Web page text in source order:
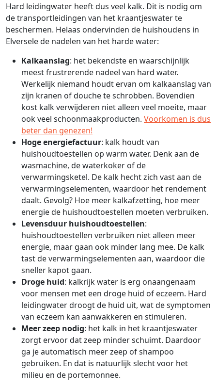
Hard leidingwater heeft dus veel kalk. Dit is nodig om
de transportleidingen van het kraantjeswater te
beschermen. Helaas ondervinden de huishoudens in
Elversele de nadelen van het harde water:
Kalkaanslag: het bekendste en waarschijnlijk
meest frustrerende nadeel van hard water.
Werkelijk niemand houdt ervan om kalkaanslag van
zijn kranen of douche te schrobben. Bovendien
kost kalk verwijderen niet alleen veel moeite, maar
ook veel schoonmaakproducten. Voorkomen is dus
beter dan genezen!
Hoge energiefactuur: kalk houdt van
huishoudtoestellen op warm water. Denk aan de
wasmachine, de waterkoker of de
verwarmingsketel. De kalk hecht zich vast aan de
verwarmingselementen, waardoor het rendement
daalt. Gevolg? Hoe meer kalkafzetting, hoe meer
energie de huishoudtoestellen moeten verbruiken.
Levensduur huishoudtoestellen:
huishoudtoestellen verbruiken niet alleen meer
energie, maar gaan ook minder lang mee. De kalk
tast de verwarmingselementen aan, waardoor die
sneller kapot gaan.
Droge huid: kalkrijk water is erg onaangenaam
voor mensen met een droge huid of eczeem. Hard
leidingwater droogt de huid uit, wat de symptomen
van eczeem kan aanwakkeren en stimuleren.
Meer zeep nodig: het kalk in het kraantjeswater
zorgt ervoor dat zeep minder schuimt. Daardoor
ga je automatisch meer zeep of shampoo
gebruiken. En dat is natuurlijk slecht voor het
milieu en de portemonnee.